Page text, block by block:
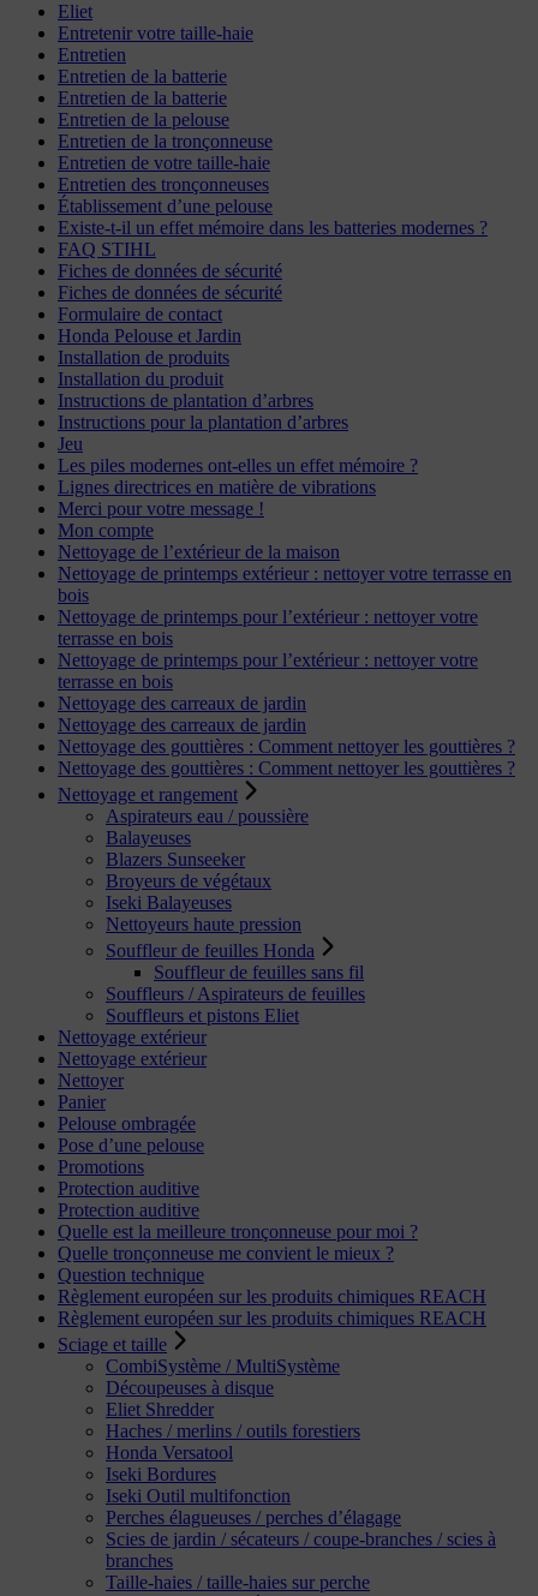
Eliet
Entretenir votre taille-haie
Entretien
Entretien de la batterie
Entretien de la batterie
Entretien de la pelouse
Entretien de la tronçonneuse
Entretien de votre taille-haie
Entretien des tronçonneuses
Établissement d’une pelouse
Existe-t-il un effet mémoire dans les batteries modernes ?
FAQ STIHL
Fiches de données de sécurité
Fiches de données de sécurité
Formulaire de contact
Honda Pelouse et Jardin
Installation de produits
Installation du produit
Instructions de plantation d’arbres
Instructions pour la plantation d’arbres
Jeu
Les piles modernes ont-elles un effet mémoire ?
Lignes directrices en matière de vibrations
Merci pour votre message !
Mon compte
Nettoyage de l’extérieur de la maison
Nettoyage de printemps extérieur : nettoyer votre terrasse en
bois
Nettoyage de printemps pour l’extérieur : nettoyer votre
terrasse en bois
Nettoyage de printemps pour l’extérieur : nettoyer votre
terrasse en bois
Nettoyage des carreaux de jardin
Nettoyage des carreaux de jardin
Nettoyage des gouttières : Comment nettoyer les gouttières ?
Nettoyage des gouttières : Comment nettoyer les gouttières ?
Nettoyage et rangement
Aspirateurs eau / poussière
Balayeuses
Blazers Sunseeker
Broyeurs de végétaux
Iseki Balayeuses
Nettoyeurs haute pression
Souffleur de feuilles Honda
Souffleur de feuilles sans fil
Souffleurs / Aspirateurs de feuilles
Souffleurs et pistons Eliet
Nettoyage extérieur
Nettoyage extérieur
Nettoyer
Panier
Pelouse ombragée
Pose d’une pelouse
Promotions
Protection auditive
Protection auditive
Quelle est la meilleure tronçonneuse pour moi ?
Quelle tronçonneuse me convient le mieux ?
Question technique
Règlement européen sur les produits chimiques REACH
Règlement européen sur les produits chimiques REACH
Sciage et taille
CombiSystème / MultiSystème
Découpeuses à disque
Eliet Shredder
Haches / merlins / outils forestiers
Honda Versatool
Iseki Bordures
Iseki Outil multifonction
Perches élagueuses / perches d’élagage
Scies de jardin / sécateurs / coupe-branches / scies à
branches
Taille-haies / taille-haies sur perche